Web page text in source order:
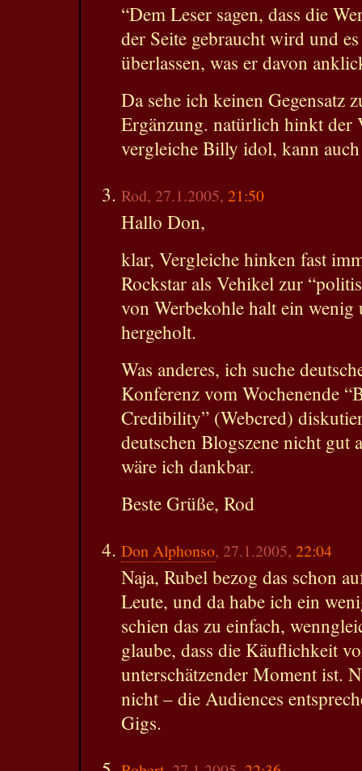
“Dem Leser sagen, dass die
der Seite gebraucht wird und
überlassen, was er davon
Da sehe ich keinen Gegensatz
Ergänzung. natürlich hinkt der
vergleiche Billy idol, kann
Rod, 27.1.2005, 21:50
Hallo Don,
klar, Vergleiche hinken fast
Rockstar als Vehikel zur
von Werbekohle halt ein
hergeholt.
Was anderes, ich suche
Konferenz vom Wochenende
Credibility” (Webcred)
deutschen Blogszene nicht gut
wäre ich dankbar.
Beste Grüße, Rod
Don Alphonso, 27.1.2005, 22:04
Naja, Rubel bezog das schon
Leute, und da habe ich ein
schien das zu einfach,
glaube, dass die Käuflichkeit
unterschätzender Moment ist.
nicht – die Audiences
Gigs.